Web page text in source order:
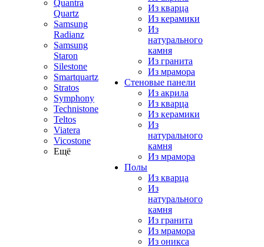
Quantra
Quartz
Samsung
Radianz
Samsung
Staron
Silestone
Smartquartz
Stratos
Symphony
Technistone
Teltos
Viatera
Vicostone
Ещё
Из кварца
Из керамики
Из
натурального
камня
Из гранита
Из мрамора
Стеновые панели
Из акрила
Из кварца
Из керамики
Из
натурального
камня
Из мрамора
Полы
Из кварца
Из
натурального
камня
Из гранита
Из мрамора
Из оникса